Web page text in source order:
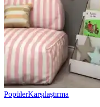
PopülerKarşılaştırma